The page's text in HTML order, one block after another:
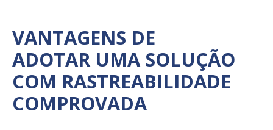
VANTAGENS DE
ADOTAR UMA SOLUÇÃO
COM RASTREABILIDADE
COMPROVADA